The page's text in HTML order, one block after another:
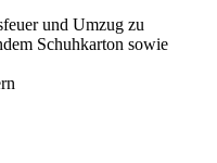
und Umzug zu
Schuhkarton sowie